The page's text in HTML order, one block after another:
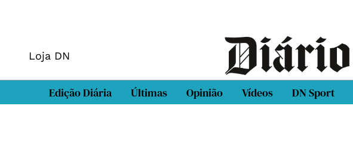
Loja DN
Edição Diária Últimas Opinião Vídeos DN Sport